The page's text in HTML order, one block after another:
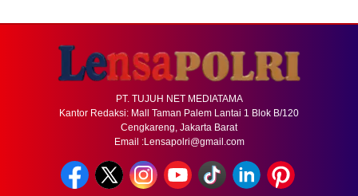
PT. TUJUH NET MEDIATAMA
Kantor Redaksi: Mall Taman Palem Lantai 1 Blok B/120
Cengkareng, Jakarta Barat
Email :Lensapolri@gmail.com